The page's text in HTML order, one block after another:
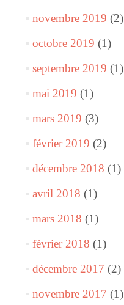
novembre 2019 (2)
octobre 2019 (1)
septembre 2019 (1)
mai 2019 (1)
mars 2019 (3)
février 2019 (2)
décembre 2018 (1)
avril 2018 (1)
mars 2018 (1)
février 2018 (1)
décembre 2017 (2)
novembre 2017 (1)